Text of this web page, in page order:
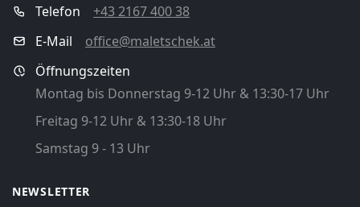
Telefon
+43 2167 400 38
E-Mail
office@maletschek.at
Öffnungszeiten
Montag bis Donnerstag 9-12 Uhr & 13:30-17 Uhr
Freitag 9-12 Uhr & 13:30-18 Uhr
Samstag 9 - 13 Uhr
NEWSLETTER